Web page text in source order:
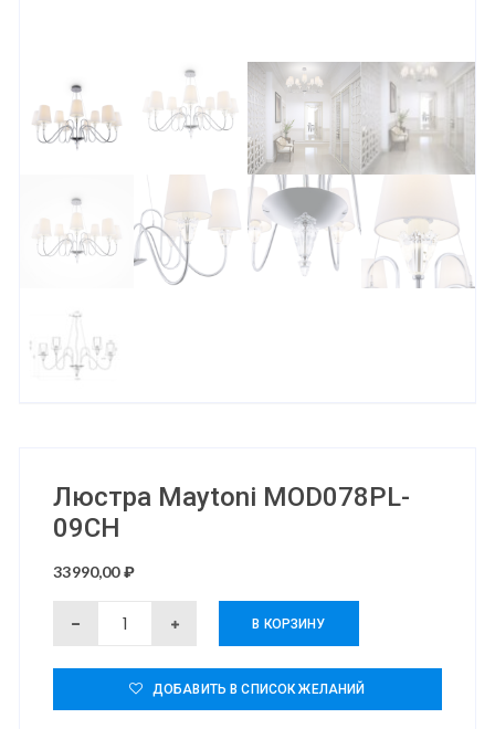
Люстра Maytoni MOD078PL-
09CH
33990,00₽
Количество
Люстра
Maytoni
В КОРЗИНУ
ДОБАВИТЬ В СПИСОК ЖЕЛАНИЙ